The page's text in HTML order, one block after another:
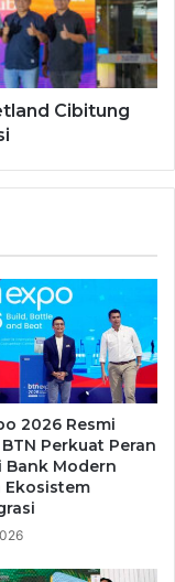
Cibitung
2026 Resmi
Perkuat Peran
Bank Modern
Ekosistem